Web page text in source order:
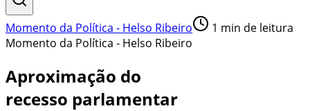
Momento da Política - Helso Ribeiro 1 min de leitura
Momento da Política - Helso Ribeiro
Aproximação do
recesso parlamentar